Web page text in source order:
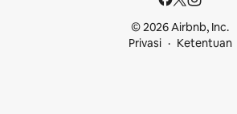
© 2026 Airbnb, Inc.
Privasi
Ketentuan